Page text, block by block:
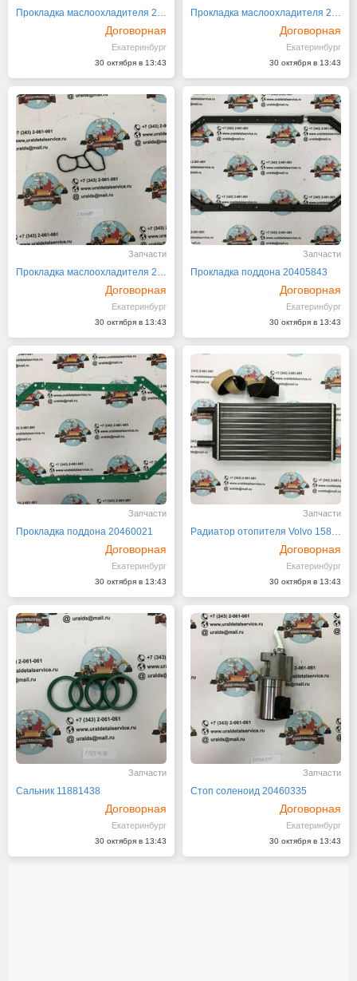
Прокладка маслоохладителя 20405747
Договорная
Екатеринбург
30 октября в 13:43
Прокладка маслоохладителя 20459203
Договорная
Екатеринбург
30 октября в 13:43
Запчасти
Прокладка маслоохладителя 21611489
Договорная
Екатеринбург
30 октября в 13:43
Запчасти
Прокладка поддона 20405843
Договорная
Екатеринбург
30 октября в 13:43
Запчасти
Прокладка поддона 20460021
Договорная
Екатеринбург
30 октября в 13:43
Запчасти
Радиатор отопителя Volvo 1587964, 1623588
Договорная
Екатеринбург
30 октября в 13:43
Запчасти
Сальник 11881438
Договорная
Екатеринбург
30 октября в 13:43
Запчасти
Стоп соленоид 20460335
Договорная
Екатеринбург
30 октября в 13:43